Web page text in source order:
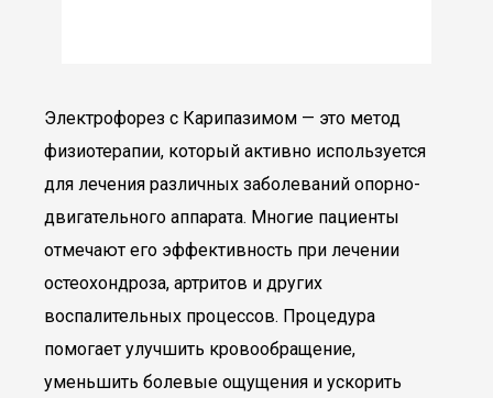
Электрофорез с Карипазимом — это метод
физиотерапии, который активно используется
для лечения различных заболеваний опорно-
двигательного аппарата. Многие пациенты
отмечают его эффективность при лечении
остеохондроза, артритов и других
воспалительных процессов. Процедура
помогает улучшить кровообращение,
уменьшить болевые ощущения и ускорить